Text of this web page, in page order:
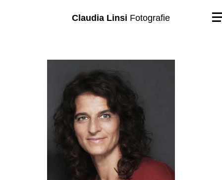
Claudia Linsi Fotografie